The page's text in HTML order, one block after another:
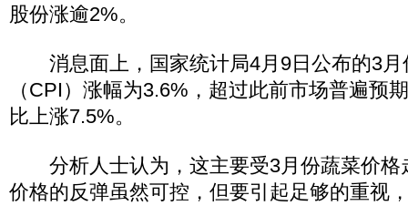
股份涨逾2%。
消息面上，国家统计局4月9日公布的3月
（CPI）涨幅为3.6%，超过此前市场普遍预
比上涨7.5%。
分析人士认为，这主要受3月份蔬菜价格
价格的反弹虽然可控，但要引起足够的重视